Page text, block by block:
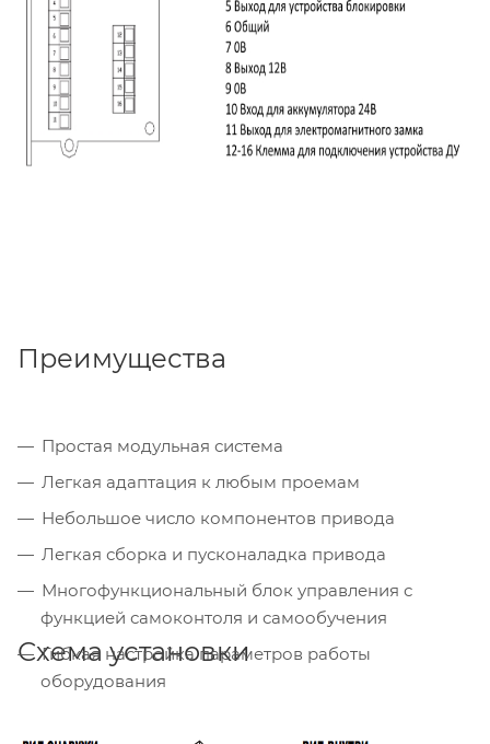
Преимущества
Простая модульная система
Легкая адаптация к любым проемам
Небольшое число компонентов привода
Легкая сборка и пусконаладка привода
Многофункциональный блок управления с
функцией самоконтоля и самообучения
Гибкая настройка параметров работы
оборудования
Схема установки